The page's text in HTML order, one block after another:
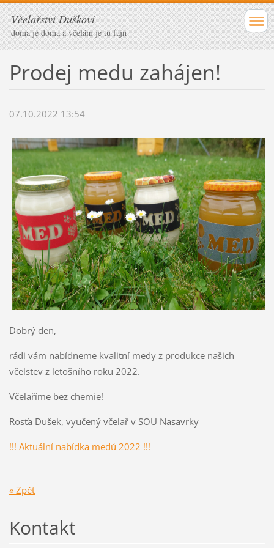
Včelařství Duškovi
doma je doma a včelám je tu fajn
Prodej medu zahájen!
07.10.2022 13:54
Dobrý den,
rádi vám nabídneme kvalitní medy z produkce našich
včelstev z letošního roku 2022.
Včelaříme bez chemie!
Rosťa Dušek, vyučený včelař v SOU Nasavrky
!!! Aktuální nabídka medů 2022 !!!
« Zpět
Kontakt